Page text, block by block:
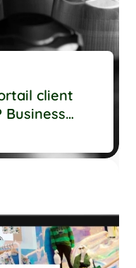
client
Business